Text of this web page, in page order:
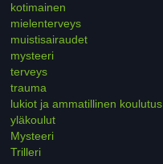
kotimainen
mielenterveys
muistisairaudet
mysteeri
terveys
trauma
lukiot ja ammatillinen koulutus
yläkoulut
Mysteeri
Trilleri